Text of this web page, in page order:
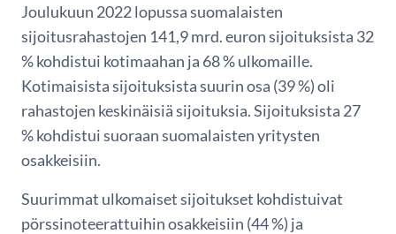
Joulukuun 2022 lopussa suomalaisten
sijoitusrahastojen 141,9 mrd. euron sijoituksista 32
% kohdistui kotimaahan ja 68 % ulkomaille.
Kotimaisista sijoituksista suurin osa (39 %) oli
rahastojen keskinäisiä sijoituksia. Sijoituksista 27
% kohdistui suoraan suomalaisten yritysten
osakkeisiin.
Suurimmat ulkomaiset sijoitukset kohdistuivat
pörssinoteerattuihin osakkeisiin (44 %) ja